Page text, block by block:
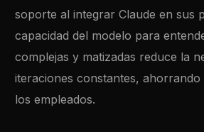
soporte al integrar Claude en sus
capacidad del modelo para
complejas y matizadas reduce la
iteraciones constantes, ahorrando
los empleados.